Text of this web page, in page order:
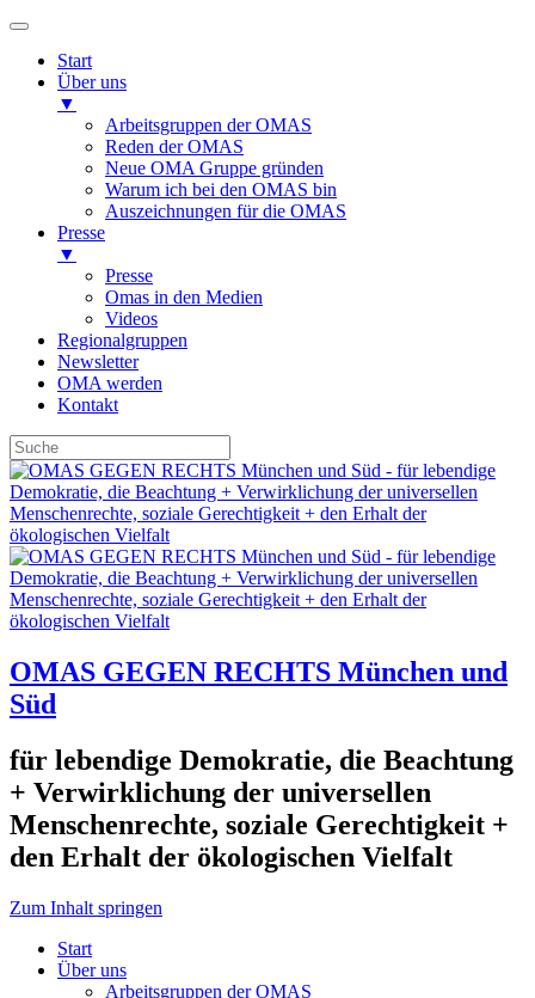
Start
Über uns
▼
Arbeitsgruppen der OMAS
Reden der OMAS
Neue OMA Gruppe gründen
Warum ich bei den OMAS bin
Auszeichnungen für die OMAS
Presse
▼
Presse
Omas in den Medien
Videos
Regionalgruppen
Newsletter
OMA werden
Kontakt
OMAS GEGEN RECHTS München und
Süd
für lebendige Demokratie, die Beachtung
+ Verwirklichung der universellen
Menschenrechte, soziale Gerechtigkeit +
den Erhalt der ökologischen Vielfalt
Zum Inhalt springen
Start
Über uns
Arbeitsgruppen der OMAS